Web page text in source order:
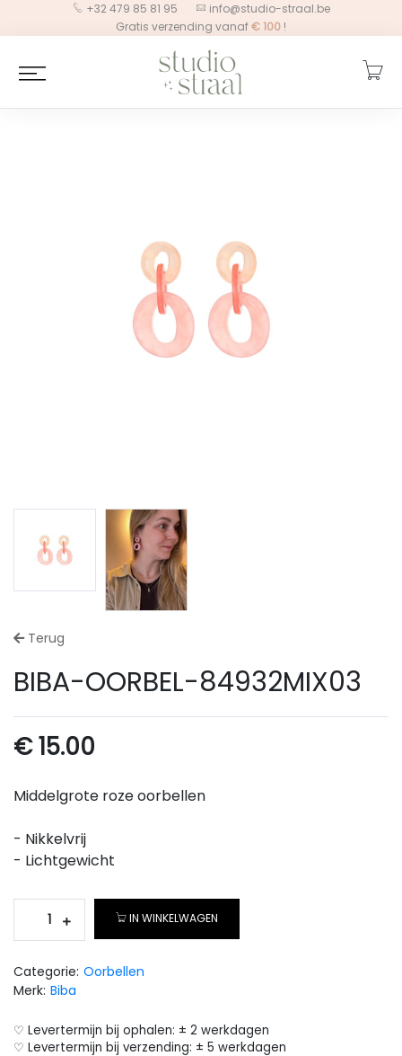
+32 479 85 81 95
info@studio-straal.be
Gratis verzending vanaf€100 !
Terug
BIBA-OORBEL-84932MIX03
€15.00
Middelgrote roze oorbellen
- Nikkelvrij
- Lichtgewicht
IN WINKELWAGEN
Categorie: Oorbellen
Merk: Biba
♡ Levertermijn bij ophalen: ± 2 werkdagen
♡ Levertermijn bij verzending: ± 5 werkdagen